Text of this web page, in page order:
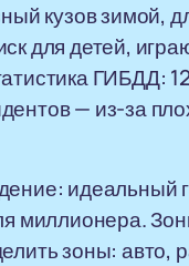
кузов зимой,
для детей,
ГИБДД:
— из-за
идеальный
миллионера.
зоны: авто,